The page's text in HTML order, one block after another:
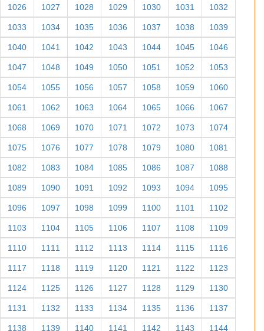
1026 1027 1028 1029 1030 1031 1032
1033 1034 1035 1036 1037 1038 1039
1040 1041 1042 1043 1044 1045 1046
1047 1048 1049 1050 1051 1052 1053
1054 1055 1056 1057 1058 1059 1060
1061 1062 1063 1064 1065 1066 1067
1068 1069 1070 1071 1072 1073 1074
1075 1076 1077 1078 1079 1080 1081
1082 1083 1084 1085 1086 1087 1088
1089 1090 1091 1092 1093 1094 1095
1096 1097 1098 1099 1100 1101 1102
1103 1104 1105 1106 1107 1108 1109
1110 1111 1112 1113 1114 1115 1116
1117 1118 1119 1120 1121 1122 1123
1124 1125 1126 1127 1128 1129 1130
1131 1132 1133 1134 1135 1136 1137
1138 1139 1140 1141 1142 1143 1144